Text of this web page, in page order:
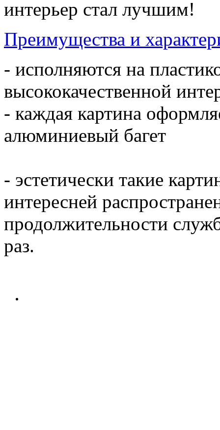
интерьер стал лучшим!
Преимущества и
- исполняются на
высококачественной
- каждая картина
алюминиевый багет
- эстетически такие
интересней
продолжительности
раз.